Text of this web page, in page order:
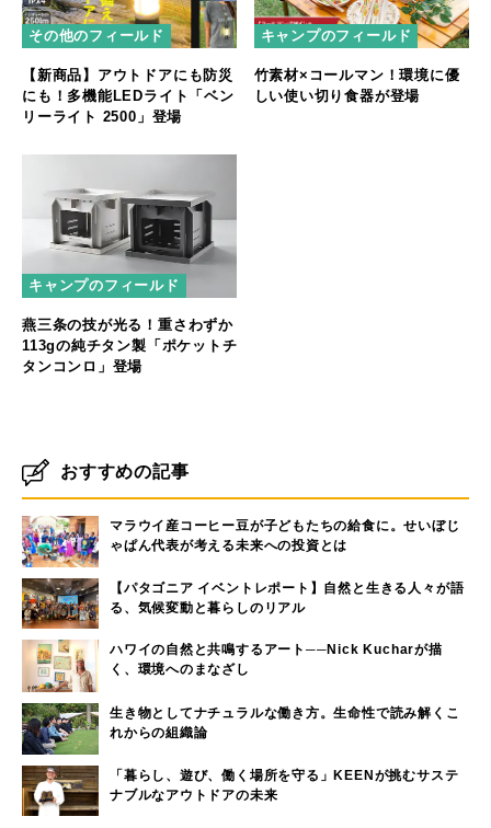
その他のフィールド
【新商品】アウトドアにも防災
にも！多機能LEDライト「ベン
リーライト 2500」登場
キャンプのフィールド
竹素材×コールマン！環境に優
しい使い切り食器が登場
キャンプのフィールド
燕三条の技が光る！重さわずか
113gの純チタン製「ポケットチ
タンコンロ」登場
おすすめの記事
マラウイ産コーヒー豆が子どもたちの給食に。せいぼじ
ゃぱん代表が考える未来への投資とは
【パタゴニア イベントレポート】自然と生きる人々が語
る、気候変動と暮らしのリアル
ハワイの自然と共鳴するアート──Nick Kucharが描
く、環境へのまなざし
生き物としてナチュラルな働き方。生命性で読み解くこ
れからの組織論
「暮らし、遊び、働く場所を守る」KEENが挑むサステ
ナブルなアウトドアの未来